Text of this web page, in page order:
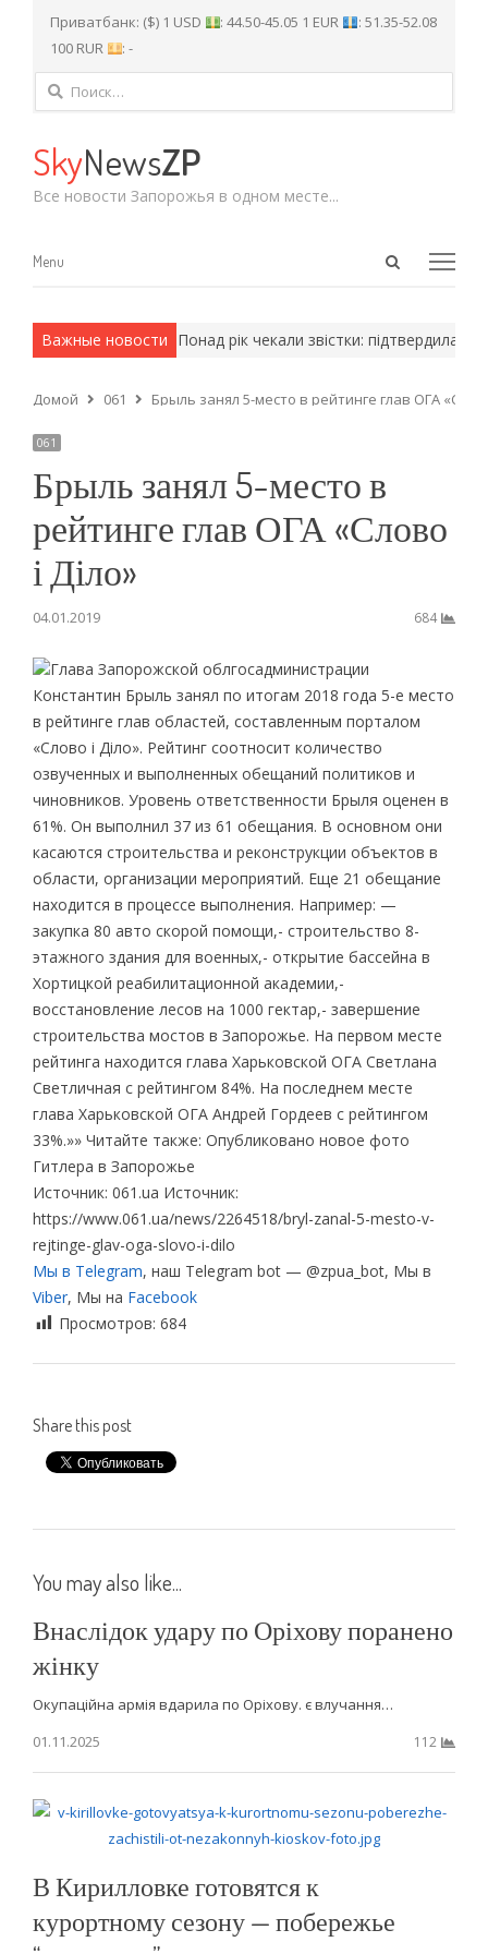
Приватбанк: ($) 1 USD : 44.50-45.05 1 EUR
: 51.35-52.08
100 RUR
: -
Найти:
SkyNewsZP
Все новости Запорожья в одном месте...
Open
Menu
Menu
Важные новости
методы. Понад рік чекали звістки: підтвердилась
Домой 061 Брыль занял 5-место в рейтинге глав ОГА «Слово
061
Брыль занял 5-место в
рейтинге глав ОГА «Слово
і Діло»
04.01.2019 684
Глава Запорожской облгосадминистрации
Константин Брыль занял по итогам 2018 года 5-е место
в рейтинге глав областей, составленным порталом
«Слово і Діло». Рейтинг соотносит количество
озвученных и выполненных обещаний политиков и
чиновников. Уровень ответственности Брыля оценен в
61%. Он выполнил 37 из 61 обещания. В основном они
касаются строительства и реконструкции объектов в
области, организации мероприятий. Еще 21 обещание
находится в процессе выполнения. Например: —
закупка 80 авто скорой помощи,- строительство 8-
этажного здания для военных,- открытие бассейна в
Хортицкой реабилитационной академии,-
восстановление лесов на 1000 гектар,- завершение
строительства мостов в Запорожье. На первом месте
рейтинга находится глава Харьковской ОГА Светлана
Светличная с рейтингом 84%. На последнем месте
глава Харьковской ОГА Андрей Гордеев с рейтингом
33%.»» Читайте также: Опубликовано новое фото
Гитлера в Запорожье
Источник: 061.ua Источник:
https://www.061.ua/news/2264518/bryl-zanal-5-mesto-v-
rejtinge-glav-oga-slovo-i-dilo
Мы в Telegram, наш Telegram bot — @zpua_bot, Мы в
Viber, Мы на Facebook
Просмотров: 684
Share this post
You may also like...
Внаслідок удару по Оріхову поранено
жінку
Окупаційна армія вдарила по Оріхову. є влучання…
01.11.2025
112
В Кирилловке готовятся к
курортному сезону — побережье